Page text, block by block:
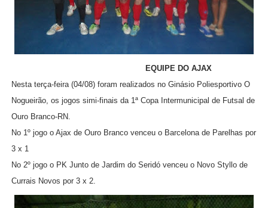
EQUIPE DO AJAX
Nesta terça-feira (04/08) foram realizados no Ginásio Poliesportivo O
Nogueirão, os jogos simi-finais da 1ª Copa Intermunicipal de Futsal de
Ouro Branco-RN.
No 1º jogo o Ajax de Ouro Branco venceu o Barcelona de Parelhas por
3 x 1
No 2º jogo o PK Junto de Jardim do Seridó venceu o Novo Styllo de
Currais Novos por 3 x 2.